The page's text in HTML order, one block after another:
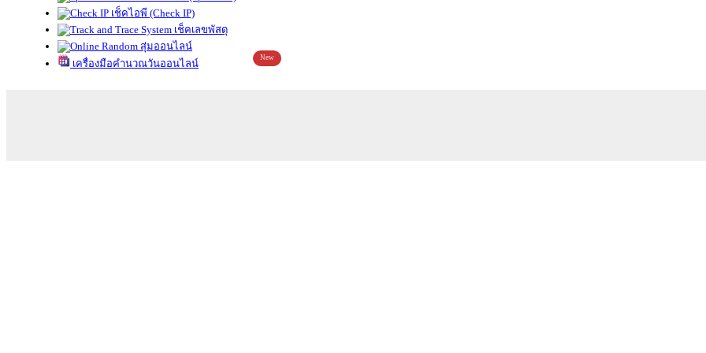
เช็คไอพี (Check IP)
เช็คเลขพัสดุ
สุ่มออนไลน์
เครื่องมือคำนวณวันออนไลน์
New